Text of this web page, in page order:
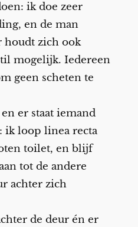
ik doe zeer
en de man
houdt zich ook
mogelijk. Iedereen
geen scheten te
er staat iemand
ik loop linea recta
toilet, en blijf
tot de andere
achter zich
de deur én er